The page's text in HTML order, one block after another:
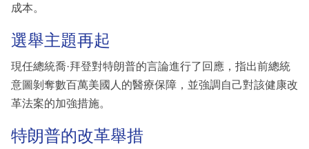
成本。
選舉主題再起
現任總統喬·拜登對特朗普的言論進行了回應，指出前總統
意圖剝奪數百萬美國人的醫療保障，並強調自己對該健康改
革法案的加強措施。
特朗普的改革舉措